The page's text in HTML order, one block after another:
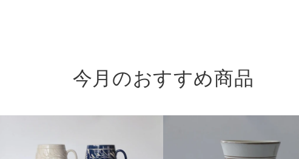
今月のおすすめ商品